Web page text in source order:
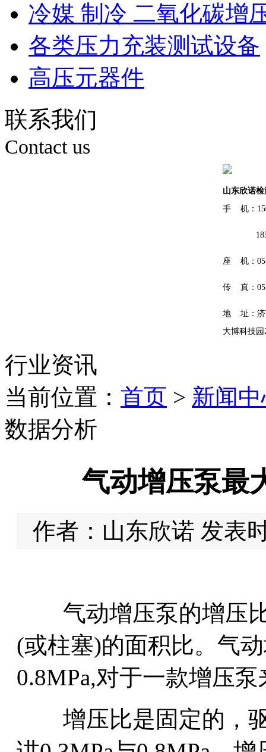
冷媒 制冷 二氧化碳增
各类压力充装测试设备
高压元器件
联系我们
Contact us
山东欣诺
手 机：
座 机：
传 真：
地 址：济
大博科技园
行业资讯
当前位置： 首页 > 新闻
数据分析
气动增压泵最
作者：山东欣诺 发表
气动增压泵的增压比
(或柱塞)的面积比。气
0.8MPa,对于一款增压
增压比是固定的，驱